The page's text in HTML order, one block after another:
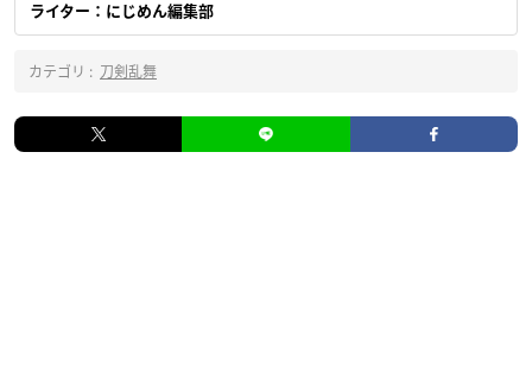
ライター：にじめん編集部
カテゴリ : 刀剣乱舞